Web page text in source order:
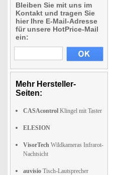
Bleiben Sie mit uns im
Kontakt und tragen Sie
hier Ihre E-Mail-Adresse
für unsere HotPrice-Mail
ein:
Mehr Hersteller-
Seiten:
CASAcontrol Klingel mit Taster
ELESION
VisorTech Wildkameras Infrarot-
Nachtsicht
auvisio Tisch-Lautsprecher